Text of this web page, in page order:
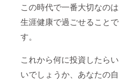
この時代で一番大切なのは
生涯健康で過ごせることで
す。
これから何に投資したらい
いでしょうか、あなたの自